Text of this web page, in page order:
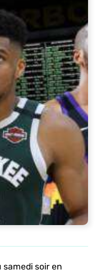
soir en